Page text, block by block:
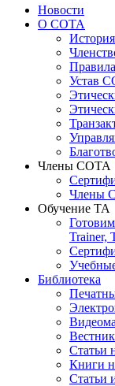
Новости
О СОТА
Устав
Члены СОТА
Члены
Обучение ТА
Trainer,
Библиотека
Статьи
Книги
Статьи